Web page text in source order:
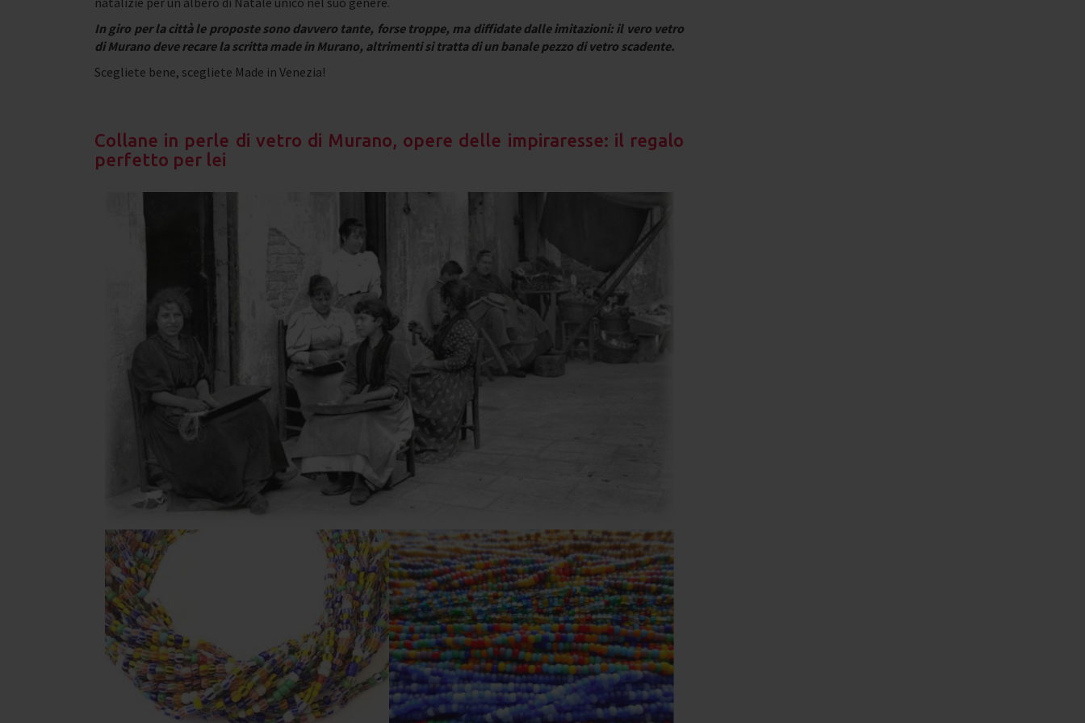
In giro per la città le proposte sono davvero tante, forse troppe, ma diffidate dalle imitazioni: il vero vetro
di Murano deve recare la scritta made in Murano, altrimenti si tratta di un banale pezzo di vetro scadente.
Scegliete bene, scegliete Made in Venezia!
Collane in perle di vetro di Murano, opere delle impiraresse: il regalo
perfetto per lei